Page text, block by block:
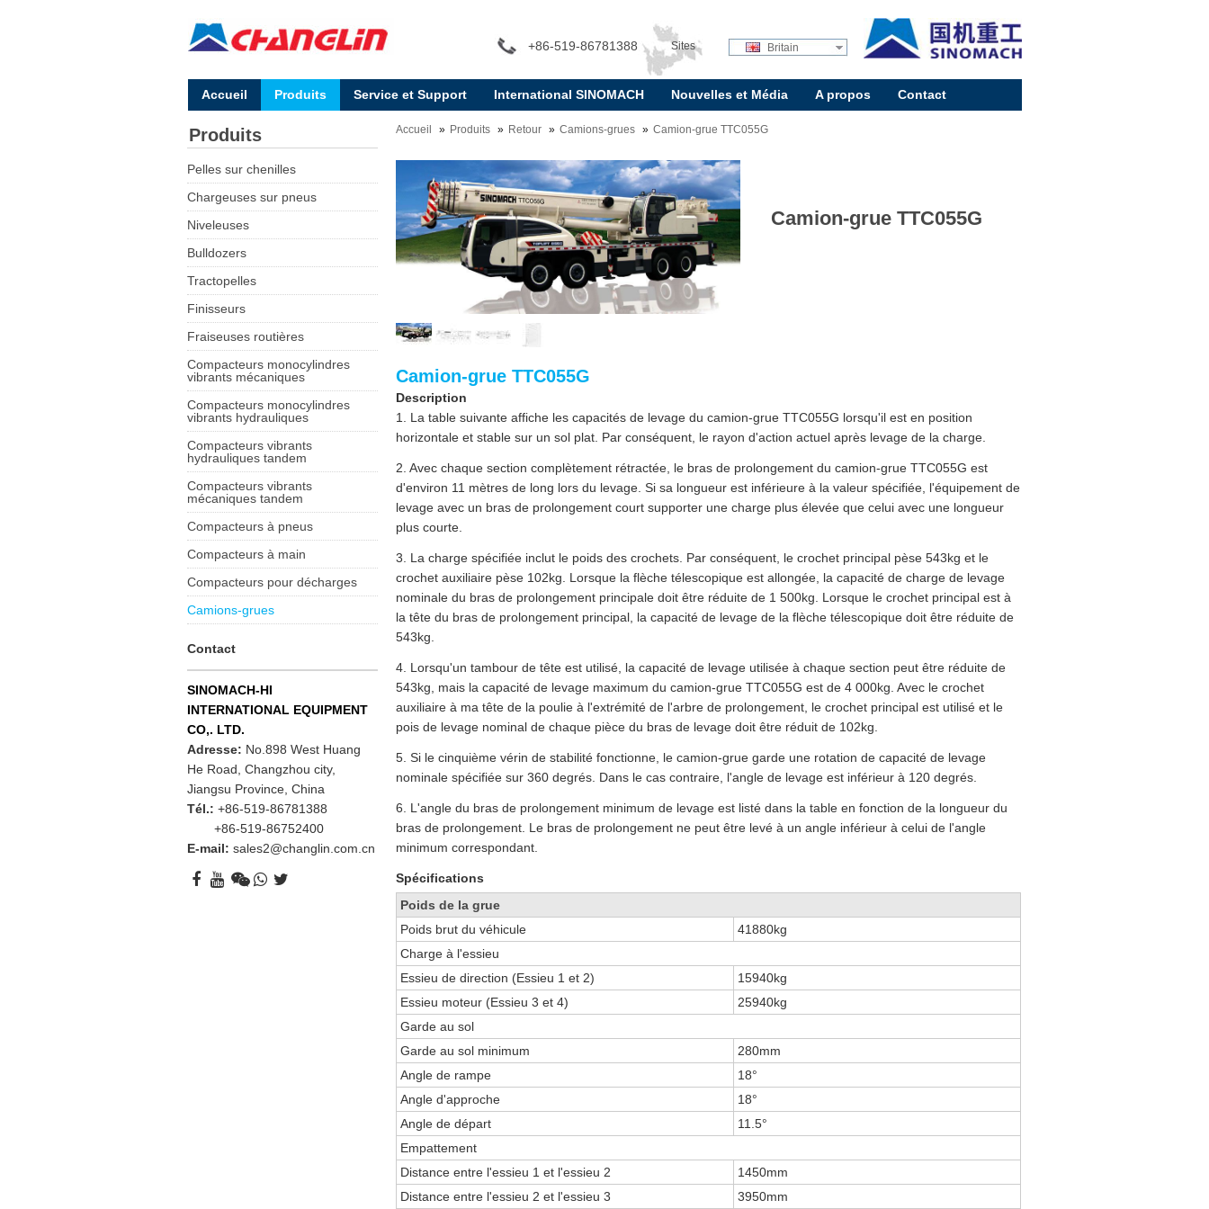
+86-519-86781388 Sites
internationaux:
Britain
Accueil Produits Service et Support International SINOMACH Nouvelles et Média A propos Contact
Accueil Produits Retour Camions-grues Camion-grue TTC055G
Camion-grue TTC055G
Camion-grue TTC055G
Description
1. La table suivante affiche les capacités de levage du camion-grue TTC055G lorsqu'il est en position
horizontale et stable sur un sol plat. Par conséquent, le rayon d'action actuel après levage de la charge.
2. Avec chaque section complètement rétractée, le bras de prolongement du camion-grue TTC055G est
d'environ 11 mètres de long lors du levage. Si sa longueur est inférieure à la valeur spécifiée, l'équipement de
levage avec un bras de prolongement court supporter une charge plus élevée que celui avec une longueur
plus courte.
3. La charge spécifiée inclut le poids des crochets. Par conséquent, le crochet principal pèse 543kg et le
crochet auxiliaire pèse 102kg. Lorsque la flèche télescopique est allongée, la capacité de charge de levage
nominale du bras de prolongement principale doit être réduite de 1 500kg. Lorsque le crochet principal est à
la tête du bras de prolongement principal, la capacité de levage de la flèche télescopique doit être réduite de
543kg.
4. Lorsqu'un tambour de tête est utilisé, la capacité de levage utilisée à chaque section peut être réduite de
543kg, mais la capacité de levage maximum du camion-grue TTC055G est de 4 000kg. Avec le crochet
auxiliaire à ma tête de la poulie à l'extrémité de l'arbre de prolongement, le crochet principal est utilisé et le
pois de levage nominal de chaque pièce du bras de levage doit être réduit de 102kg.
5. Si le cinquième vérin de stabilité fonctionne, le camion-grue garde une rotation de capacité de levage
nominale spécifiée sur 360 degrés. Dans le cas contraire, l'angle de levage est inférieur à 120 degrés.
6. L'angle du bras de prolongement minimum de levage est listé dans la table en fonction de la longueur du
bras de prolongement. Le bras de prolongement ne peut être levé à un angle inférieur à celui de l'angle
minimum correspondant.
Spécifications
Poids de la grue
Poids brut du véhicule
41880kg
Charge à l'essieu
Essieu de direction (Essieu 1 et 2)
15940kg
Essieu moteur (Essieu 3 et 4)
25940kg
Garde au sol
Garde au sol minimum
280mm
Angle de rampe
18°
Angle d'approche
18°
Angle de départ
11.5°
Empattement
Distance entre l'essieu 1 et l'essieu 2
1450mm
Distance entre l'essieu 2 et l'essieu 3
3950mm
Produits
Pelles sur chenilles
Chargeuses sur pneus
Niveleuses
Bulldozers
Tractopelles
Finisseurs
Fraiseuses routières
Compacteurs monocylindres
vibrants mécaniques
Compacteurs monocylindres
vibrants hydrauliques
Compacteurs vibrants
hydrauliques tandem
Compacteurs vibrants
mécaniques tandem
Compacteurs à pneus
Compacteurs à main
Compacteurs pour décharges
Camions-grues
Contact
SINOMACH-HI
INTERNATIONAL EQUIPMENT
CO,. LTD.
Adresse: No.898 West Huang
He Road, Changzhou city,
Jiangsu Province, China
Tél.: +86-519-86781388
+86-519-86752400
E-mail:sales2@changlin.com.cn